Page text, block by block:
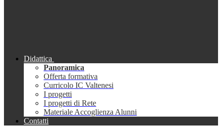
Didattica
Panoramica
Offerta formativa
Curricolo IC Valtenesi
I progetti
I progetti di Rete
Materiale Accoglienza Alunni
Contatti